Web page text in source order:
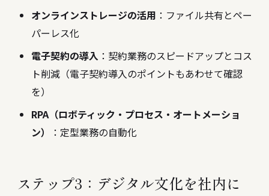
オンラインストレージの活用 ：ファイル共有とペー
パーレス化
電子契約の導入 ：契約業務のスピードアップとコス
ト削減（電子契約導入のポイントもあわせて確認
を）
RPA（ロボティック・プロセス・オートメーショ
ン）
：定型業務の自動化
ステップ3：デジタル文化を社内に